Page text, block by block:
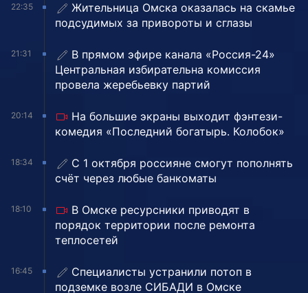
22:35
Жительница Омска оказалась на скамье
подсудимых за привороты и сглазы
21:31
В прямом эфире канала «Россия-24»
Центральная избирательна комиссия
провела жеребьевку партий
20:14
На большие экраны выходит фэнтези-
комедия «Последний богатырь. Колобок»
18:34
С 1 октября россияне смогут пополнять
счёт через любые банкоматы
18:10
В Омске ресурсники приводят в
порядок территории после ремонта
теплосетей
16:45
Специалисты устранили потоп в
подземке возле СИБАДИ в Омске